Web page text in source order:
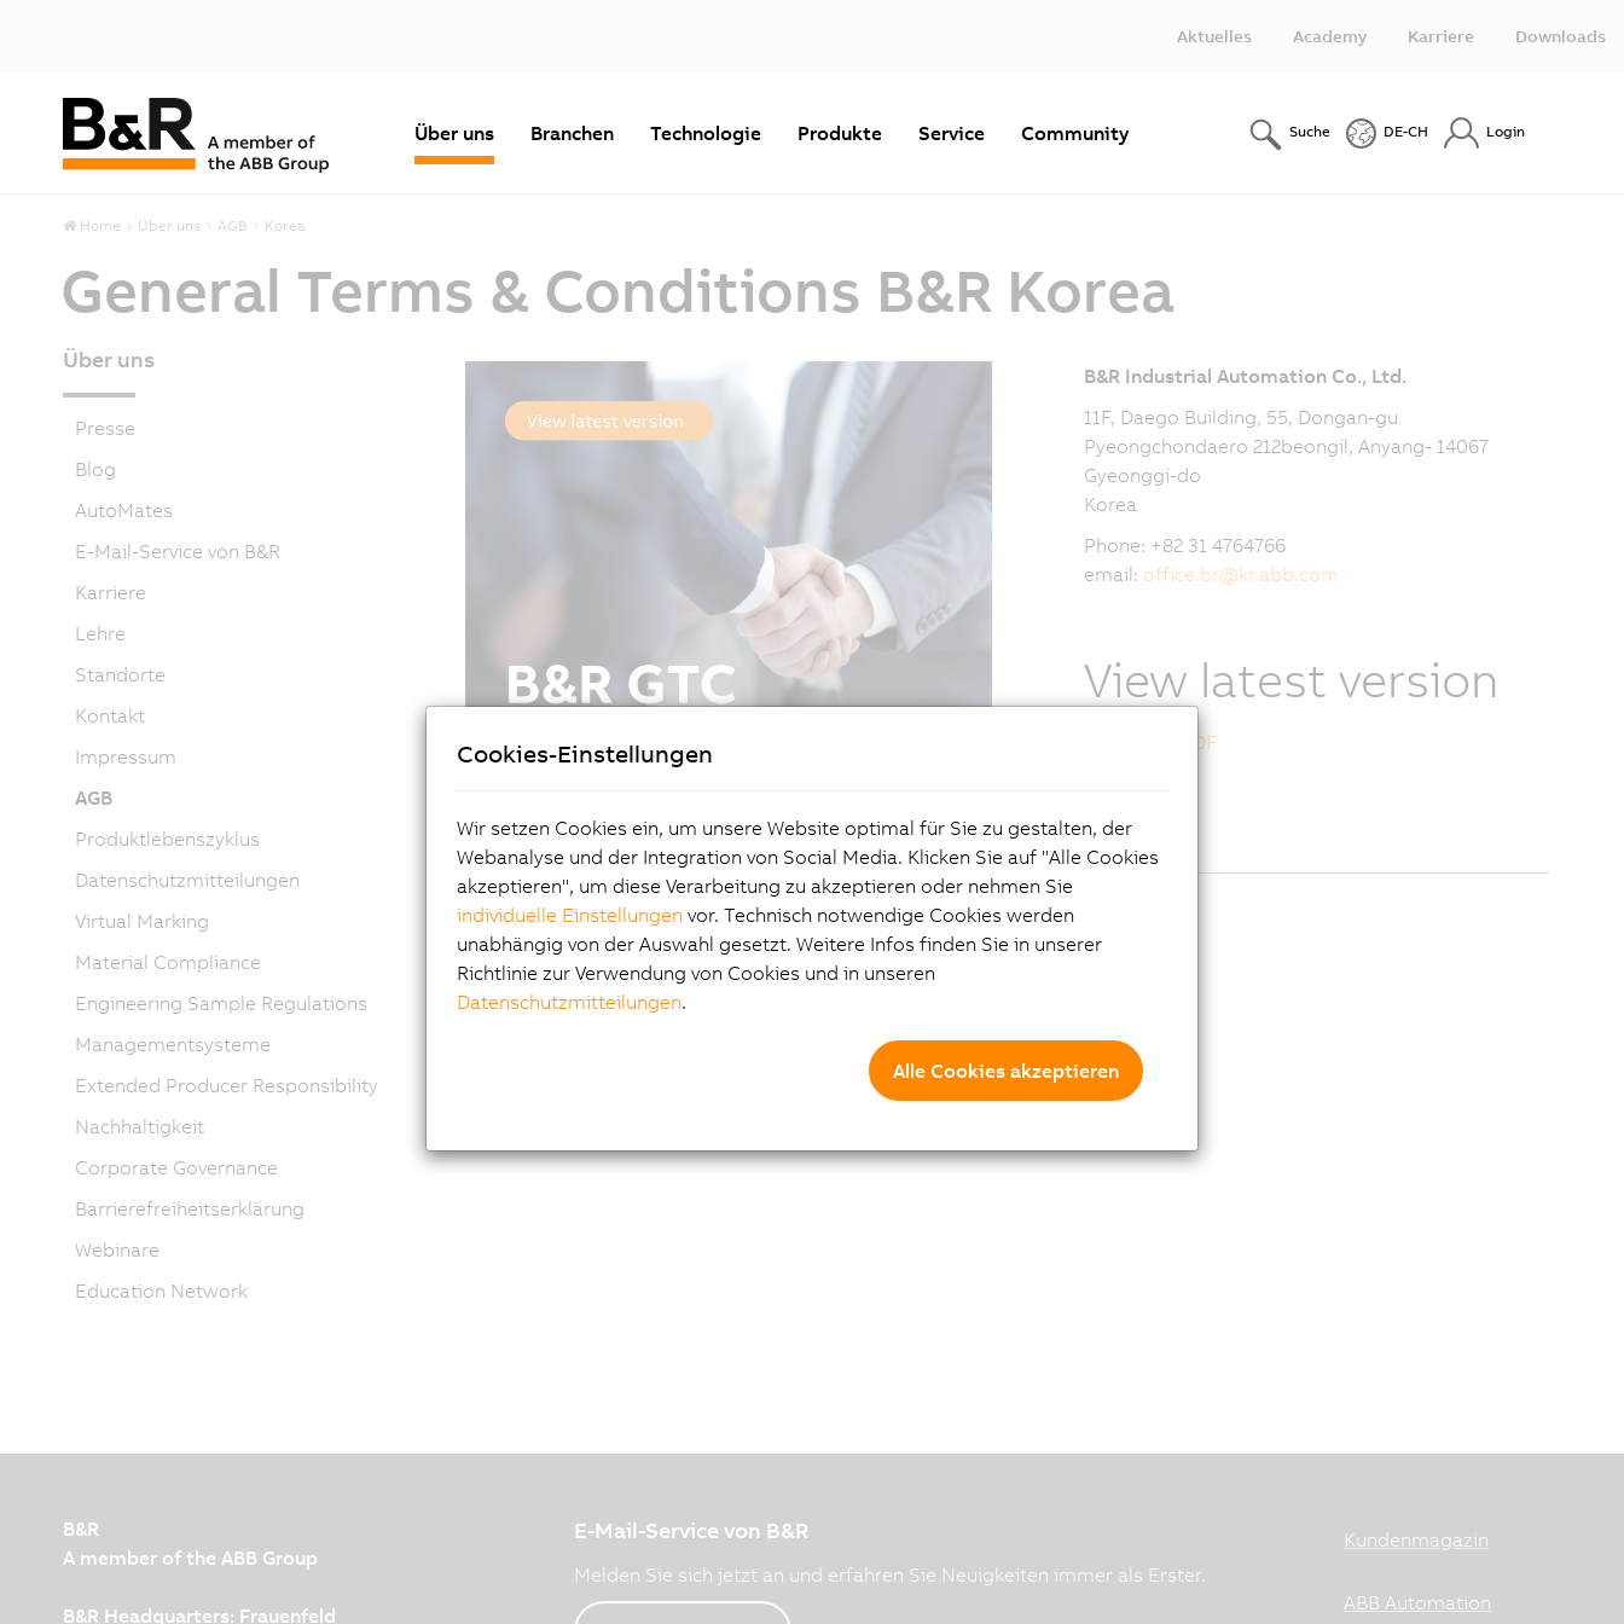
Aktuelles Academy Karriere Downloads
Über uns Branchen Technologie Produkte Service Community Suche DE-CH Login
Home Über uns AGB Korea
General Terms & Conditions B&R Korea
B&R Industrial Automation Co., Ltd.
11F, Daego Building, 55, Dongan-gu
Pyeongchondaero 212beongil, Anyang- 14067
Gyeonggi-do
Korea
Phone: +82 31 4764766
email: office.br@kr.abb.com
View latest version
Download PDF
Über uns
Presse
Blog
AutoMates
E-Mail-Service von B&R
Karriere
Lehre
Standorte
Kontakt
Impressum
AGB
Produktlebenszyklus
Datenschutzmitteilungen
Virtual Marking
Material Compliance
Engineering Sample Regulations
Managementsysteme
Extended Producer Responsibility
Nachhaltigkeit
Corporate Governance
Barrierefreiheitserklärung
Webinare
Education Network
B&R
A member of the ABB Group
B&R Headquarters: Frauenfeld
E-Mail-Service von B&R
Melden Sie sich jetzt an und erfahren Sie Neuigkeiten immer als Erster.
Kundenmagazin
ABB Automation
Cookies-Einstellungen
Wir setzen Cookies ein, um unsere Website optimal für Sie zu gestalten, der
Webanalyse und der Integration von Social Media. Klicken Sie auf "Alle Cookies
akzeptieren", um diese Verarbeitung zu akzeptieren oder nehmen Sie
individuelle Einstellungen vor. Technisch notwendige Cookies werden
unabhängig von der Auswahl gesetzt. Weitere Infos finden Sie in unserer
Richtlinie zur Verwendung von Cookies und in unseren
Datenschutzmitteilungen.
Alle Cookies akzeptieren